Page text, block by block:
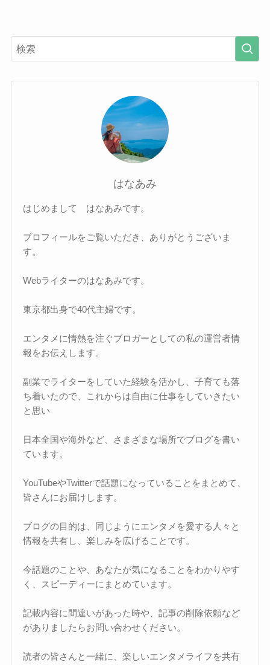
はなあみ
はじめまして はなあみです。
プロフィールをご覧いただき、ありがとうございま
す。
Webライターのはなあみです。
東京都出身で40代主婦です。
エンタメに情熱を注ぐブロガーとしての私の運営者情
報をお伝えします。
副業でライターをしていた経験を活かし、子育ても落
ち着いたので、これからは自由に仕事をしていきたい
と思い
日本全国や海外など、さまざまな場所でブログを書い
ています。
YouTubeやTwitterで話題になっていることをまとめて、
皆さんにお届けします。
ブログの目的は、同じようにエンタメを愛する人々と
情報を共有し、楽しみを広げることです。
今話題のことや、あなたが気になることをわかりやす
く、スピーディーにまとめています。
記載内容に間違いがあった時や、記事の削除依頼など
がありましたらお問い合わせください。
読者の皆さんと一緒に、楽しいエンタメライフを共有